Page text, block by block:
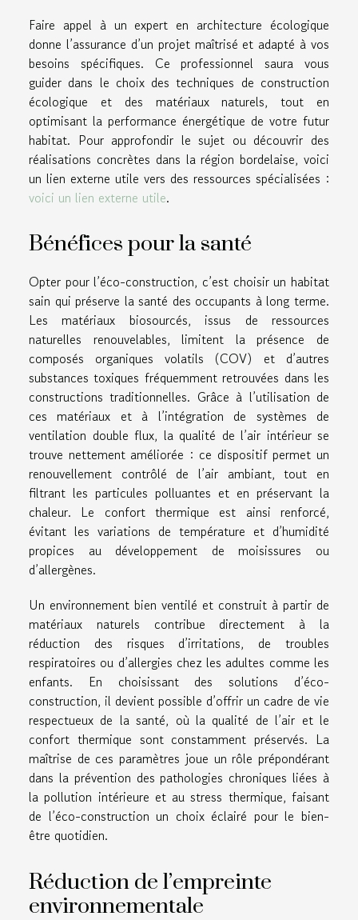
Faire appel à un expert en architecture écologique
donne l’assurance d’un projet maîtrisé et adapté à vos
besoins spécifiques. Ce professionnel saura vous
guider dans le choix des techniques de construction
écologique et des matériaux naturels, tout en
optimisant la performance énergétique de votre futur
habitat. Pour approfondir le sujet ou découvrir des
réalisations concrètes dans la région bordelaise, voici
un lien externe utile vers des ressources spécialisées :
voici un lien externe utile.
Bénéfices pour la santé
Opter pour l’éco-construction, c’est choisir un habitat
sain qui préserve la santé des occupants à long terme.
Les matériaux biosourcés, issus de ressources
naturelles renouvelables, limitent la présence de
composés organiques volatils (COV) et d’autres
substances toxiques fréquemment retrouvées dans les
constructions traditionnelles. Grâce à l’utilisation de
ces matériaux et à l’intégration de systèmes de
ventilation double flux, la qualité de l’air intérieur se
trouve nettement améliorée : ce dispositif permet un
renouvellement contrôlé de l’air ambiant, tout en
filtrant les particules polluantes et en préservant la
chaleur. Le confort thermique est ainsi renforcé,
évitant les variations de température et d’humidité
propices au développement de moisissures ou
d’allergènes.
Un environnement bien ventilé et construit à partir de
matériaux naturels contribue directement à la
réduction des risques d’irritations, de troubles
respiratoires ou d’allergies chez les adultes comme les
enfants. En choisissant des solutions d’éco-
construction, il devient possible d’offrir un cadre de vie
respectueux de la santé, où la qualité de l’air et le
confort thermique sont constamment préservés. La
maîtrise de ces paramètres joue un rôle prépondérant
dans la prévention des pathologies chroniques liées à
la pollution intérieure et au stress thermique, faisant
de l’éco-construction un choix éclairé pour le bien-
être quotidien.
Réduction de l’empreinte
environnementale